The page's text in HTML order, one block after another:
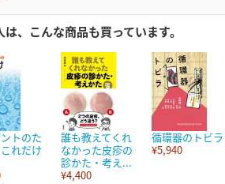
、こんな商品も買っています。
トのた
れだけ
誰も教えてくれ
なかった皮疹の
診かた・考え...
¥4,400
循環器のトビラ
¥5,940